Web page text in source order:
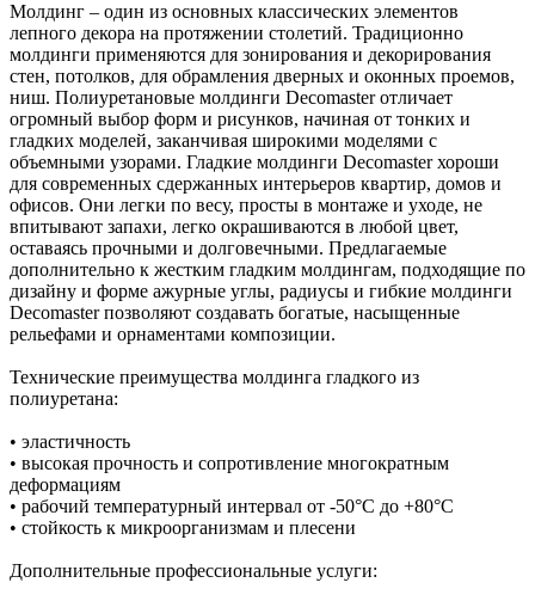
Молдинг – один из основных классических элементов
лепного декора на протяжении столетий. Традиционно
молдинги применяются для зонирования и декорирования
стен, потолков, для обрамления дверных и оконных проемов,
ниш. Полиуретановые молдинги Decomaster отличает
огромный выбор форм и рисунков, начиная от тонких и
гладких моделей, заканчивая широкими моделями с
объемными узорами. Гладкие молдинги Decomaster хороши
для современных сдержанных интерьеров квартир, домов и
офисов. Они легки по весу, просты в монтаже и уходе, не
впитывают запахи, легко окрашиваются в любой цвет,
оставаясь прочными и долговечными. Предлагаемые
дополнительно к жестким гладким молдингам, подходящие по
дизайну и форме ажурные углы, радиусы и гибкие молдинги
Decomaster позволяют создавать богатые, насыщенные
рельефами и орнаментами композиции.
Технические преимущества молдинга гладкого из
полиуретана:
• эластичность
• высокая прочность и сопротивление многократным
деформациям
• рабочий температурный интервал от -50°С до +80°С
• стойкость к микроорганизмам и плесени
Дополнительные профессиональные услуги: